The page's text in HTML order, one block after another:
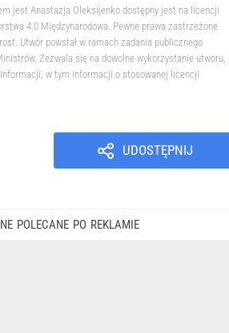
jest Anastazja Oleksijenko dostępny jest na licencji
4.0 Międzynarodowa. Pewne prawa zastrzeżone
Utwór powstał w ramach zadania publicznego
Zezwala się na dowolne wykorzystanie utworu,
w tym informacji o stosowanej licencji
UDOSTĘPNIJ